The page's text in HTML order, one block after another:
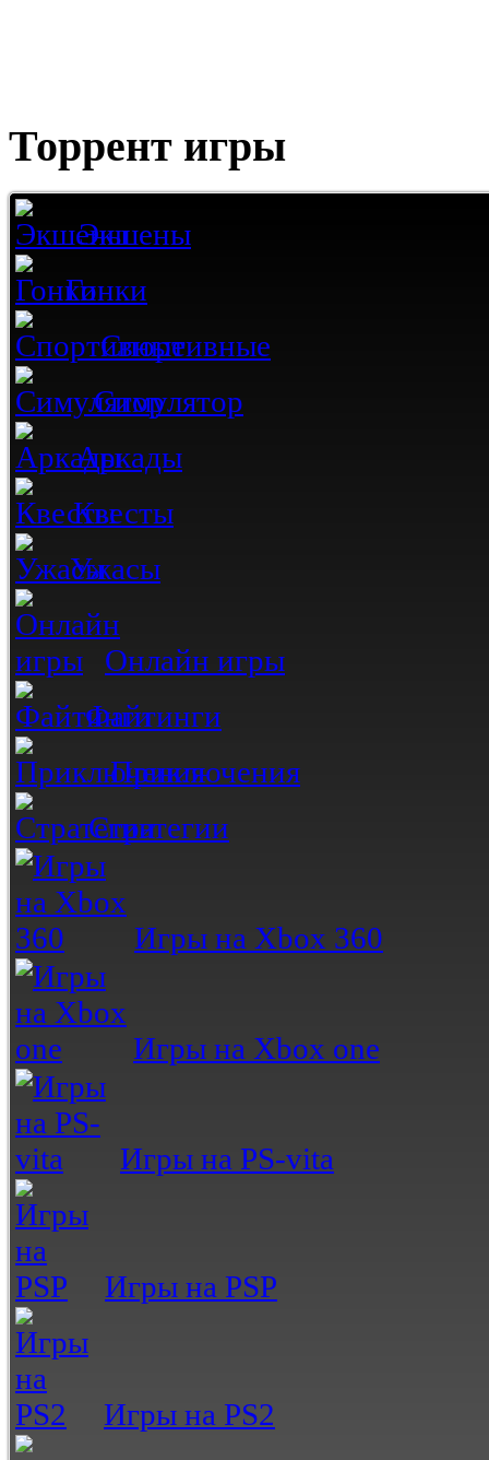
Торрент игры
Экшены
Гонки
Спортивные
Симулятор
Аркады
Квесты
Ужасы
Онлайн игры
Файтинги
Приключения
Стратегии
Игры на Xbox 360
Игры на Xbox one
Игры на PS-vita
Игры на PSP
Игры на PS2